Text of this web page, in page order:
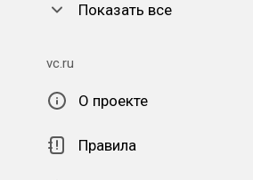
Показать все
vc.ru
О проекте
Правила